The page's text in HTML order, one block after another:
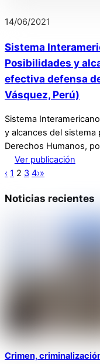
14/06/2021
Sistema
Posibilidades y
efectiva defensa
Vásquez, Perú)
Sistema
y alcances del sistema
Derechos Humanos,
Ver publicación
‹ 1 2 3 4›»
Noticias recientes
Crimen,